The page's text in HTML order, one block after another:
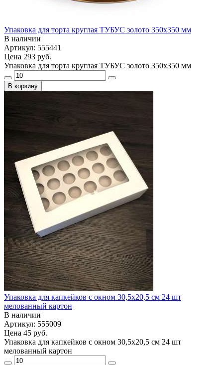
Упаковка для торта круглая ТУБУС золото 350х350 мм
В наличии
Артикул: 555441
Цена 293 руб.
Упаковка для торта круглая ТУБУС золото 350х350 мм
В корзину
Упаковка для капкейков с окном 30,5х20,5 см 24 шт
мелованный картон
В наличии
Артикул: 555009
Цена 45 руб.
Упаковка для капкейков с окном 30,5х20,5 см 24 шт
мелованный картон